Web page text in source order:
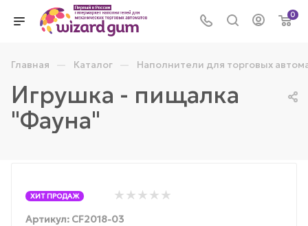
0
Главная — Каталог — Наполнители для торговых
Игрушка - пищалка
"Фауна"
ХИТ ПРОДАЖ
Артикул: CF2018-03